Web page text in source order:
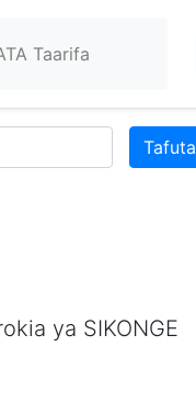
Taarifa
Tafuta
ya SIKONGE